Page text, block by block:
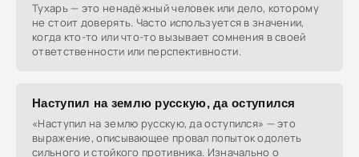
Тухарь — это ненадёжный человек или дело, которому
не стоит доверять. Часто используется в значении,
когда кто-то или что-то вызывает сомнения в своей
ответственности или перспективности.
Наступил на землю русскую, да оступился
«Наступил на землю русскую, да оступился» — это
выражение, описывающее провал попыток одолеть
сильного и стойкого противника. Изначально о